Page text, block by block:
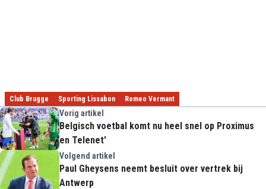
Club Brugge Sporting Lissabon Romeo Vermant
Vorig artikel
Belgisch voetbal komt nu heel snel op Proximus
en Telenet'
Volgend artikel
Paul Gheysens neemt besluit over vertrek bij
Antwerp